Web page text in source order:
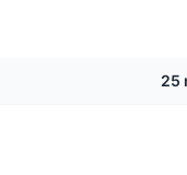
25